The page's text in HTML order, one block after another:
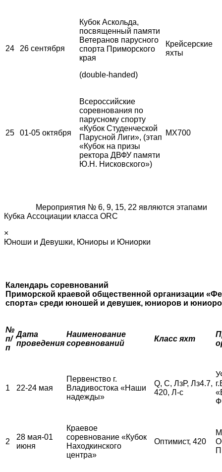
24 26 сентября
Кубок Аскольда,
посвященный памяти
Ветеранов парусного
спорта Приморского
края
(double-handed)
Крейсерские
яхты
25 01-05 октября
Всероссийские
соревнования по
парусному спорту
«Кубок Студенческой
Парусной Лиги», (этап
«Кубок на призы
ректора ДВФУ памяти
Ю.Н. Нисковского»)
MX700
Мероприятия № 6, 9, 15, 22 являются этапами
Кубка Ассоциации класса ORC
×
Юноши и Девушки, Юниоры и Юниорки
Календарь соревнований
Приморской краевой общественной организации
спорта» среди юношей и девушек, юниоров и
№
п/
п
Дата
проведения
Наименование
соревнований
Класс яхт
1 22-24 мая
Первенство г.
Владивостока «Наши
надежды»
Q, С, ЛзР, Лз4.7,
420, Л-с
2
28 мая-01
июня
Краевое
соревнование «Кубок
Находкинского
центра»
Оптимист, 420